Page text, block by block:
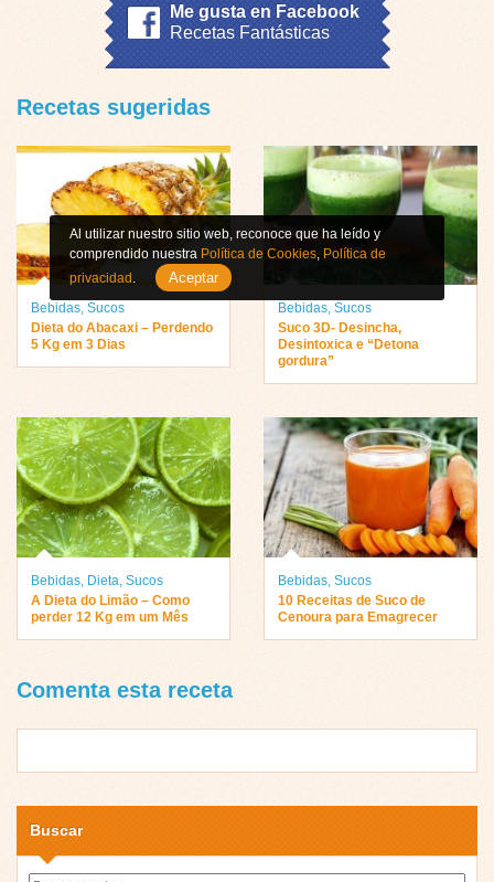
Me gusta en Facebook
Recetas Fantásticas
Recetas sugeridas
Bebidas, Sucos
Dieta do Abacaxi – Perdendo
5 Kg em 3 Dias
Bebidas, Sucos
Suco 3D- Desincha,
Desintoxica e “Detona
gordura”
Bebidas, Dieta, Sucos
A Dieta do Limão – Como
perder 12 Kg em um Mês
Bebidas, Sucos
10 Receitas de Suco de
Cenoura para Emagrecer
Comenta esta receta
Buscar
Al utilizar nuestro sitio web, reconoce que ha leído y
comprendido nuestra Política de Cookies, Política de
privacidad. Aceptar